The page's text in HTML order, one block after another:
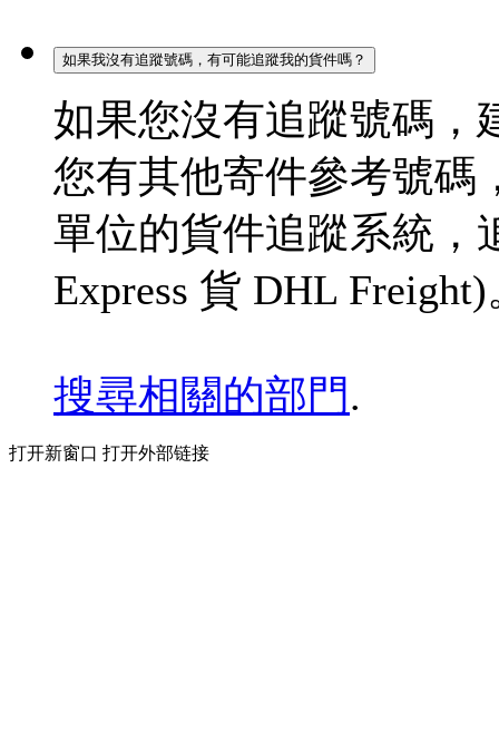
如果我沒有追蹤號碼，有可能追蹤我的貨件嗎？
如果您沒有追蹤號碼，
您有其他寄件參考號碼
單位的貨件追蹤系統，
Express 貨 DHL
搜尋相關的部門.
打开新窗口 打开外部链接